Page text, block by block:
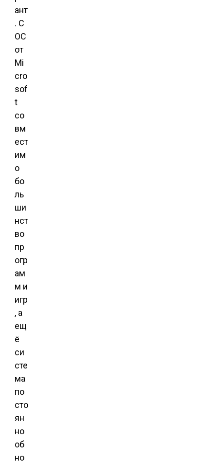
ант
. С
ОС
от
Mi
cro
sof
t
со
вм
ест
им
о
бо
ль
ши
нст
во
пр
огр
ам
м и
игр
, а
ещ
ё
си
сте
ма
по
сто
ян
но
об
но